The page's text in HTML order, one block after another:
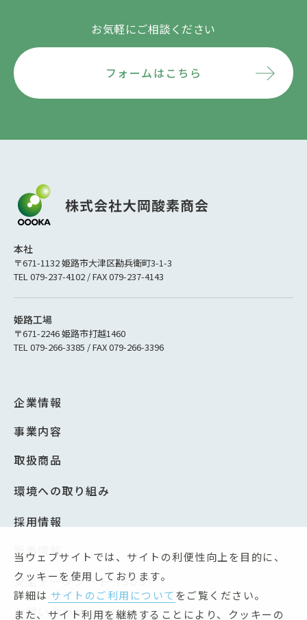
お気軽にご相談ください
フォームはこちら
本社
〒671-1132 姫路市大津区勘兵衛町3-1-3
TEL 079-237-4102 / FAX 079-237-4143
姫路工場
〒671-2246 姫路市打越1460
TEL 079-266-3385 / FAX 079-266-3396
企業情報
事業内容
取扱商品
環境への取り組み
採用情報
新着情報
安全データシート（SDS）
お問い合わせ
当ウェブサイトでは、サイトの利便性向上を目的に、
クッキーを使用しております。
詳細は サイトのご利用についてをご覧ください。
また、サイト利用を継続することにより、クッキーの